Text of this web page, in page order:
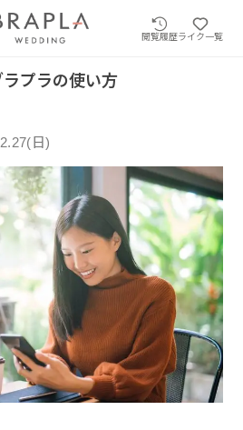
閲覧履歴ライク一覧
ラプラの使い方
日)